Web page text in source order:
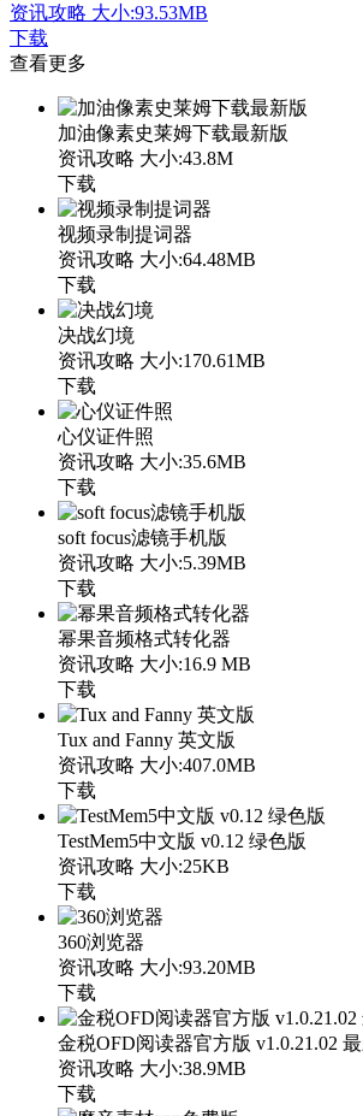
资讯攻略 大小:93.53MB
下载
查看更多
加油像素史莱姆下载最新版
资讯攻略 大小:43.8M
下载
视频录制提词器
资讯攻略 大小:64.48MB
下载
决战幻境
资讯攻略 大小:170.61MB
下载
心仪证件照
资讯攻略 大小:35.6MB
下载
soft focus滤镜手机版
资讯攻略 大小:5.39MB
下载
幂果音频格式转化器
资讯攻略 大小:16.9 MB
下载
Tux and Fanny 英文版
资讯攻略 大小:407.0MB
下载
TestMem5中文版 v0.12 绿色版
资讯攻略 大小:25KB
下载
360浏览器
资讯攻略 大小:93.20MB
下载
金税OFD阅读器官方版 v1.0.21.02
资讯攻略 大小:38.9MB
下载